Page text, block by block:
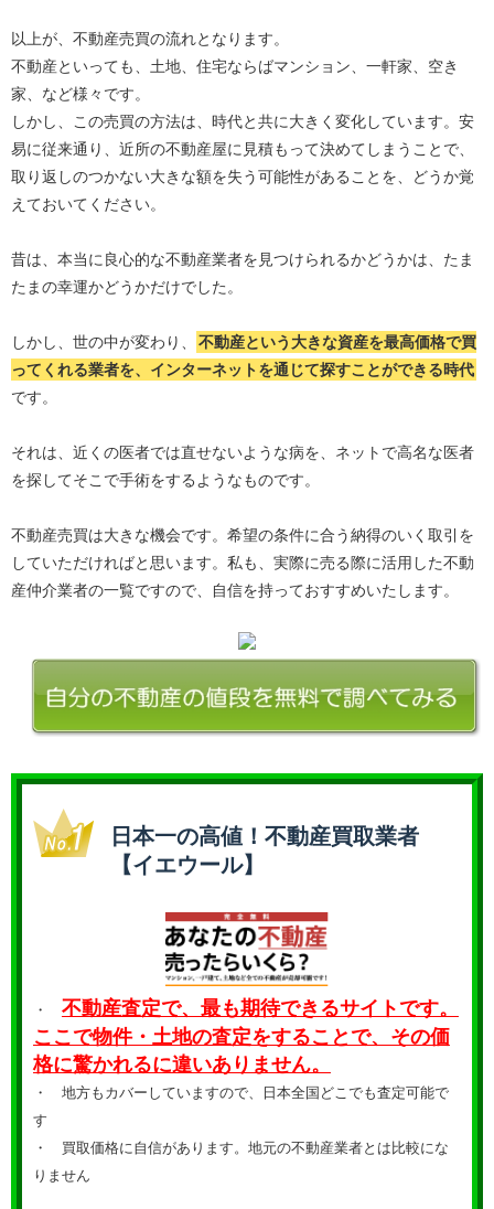
以上が、不動産売買の流れとなります。
不動産といっても、土地、住宅ならばマンション、一軒家、空き
家、など様々です。
しかし、この売買の方法は、時代と共に大きく変化しています。安
易に従来通り、近所の不動産屋に見積もって決めてしまうことで、
取り返しのつかない大きな額を失う可能性があることを、どうか覚
えておいてください。
昔は、本当に良心的な不動産業者を見つけられるかどうかは、たま
たまの幸運かどうかだけでした。
しかし、世の中が変わり、
不動産という大きな資産を最高価格で買
ってくれる業者を、インターネットを通じて探すことができる時代
です。
それは、近くの医者では直せないような病を、ネットで高名な医者
を探してそこで手術をするようなものです。
不動産売買は大きな機会です。希望の条件に合う納得のいく取引を
していただければと思います。私も、実際に売る際に活用した不動
産仲介業者の一覧ですので、自信を持っておすすめいたします。
日本一の高値！不動産買取業者
【イエウール】
・ 不動産査定で、最も期待できるサイトです。
ここで物件・土地の査定をすることで、その価
格に驚かれるに違いありません。
・ 地方もカバーしていますので、日本全国どこでも査定可能で
す
・ 買取価格に自信があります。地元の不動産業者とは比較にな
りません